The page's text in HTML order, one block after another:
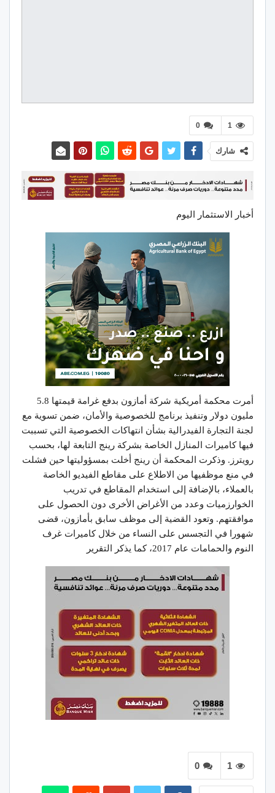
0 1
شارك
أخبار الاستثمار اليوم
أمرت محكمة أمريكية شركة أمازون بدفع غرامة قيمتها 5.8
مليون دولار وتنفيذ برنامج للخصوصية والأمان، ضمن تسوية مع
لجنة التجارة الفيدرالية بشأن انتهاكات الخصوصية التي تسببت
فيها كاميرات المنازل الخاصة بشركة رينج التابعة لها، بحسب
رويترز. وذكرت المحكمة أن رينج أخلت بمسؤوليتها حين فشلت
في منع موظفيها من الاطلاع على مقاطع الفيديو الخاصة
بالعملاء، بالإضافة إلى استخدام المقاطع في تدريب
الخوارزميات وعدد من الأغراض الأخرى دون الحصول على
موافقتهم. وتعود القضية إلى موظف سابق بأمازون، قضى
شهورا في التجسس على النساء من خلال كاميرات غرف
النوم والحمامات عام 2017، كما يذكر التقرير
0 1